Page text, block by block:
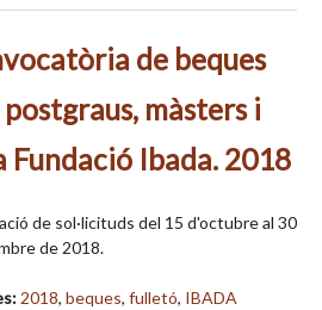
de beques
màsters i
Fundació Ibada. 2018
de sol·licituds del 15 d'octubre al 30
de 2018.
2018, beques, fulletó, IBADA